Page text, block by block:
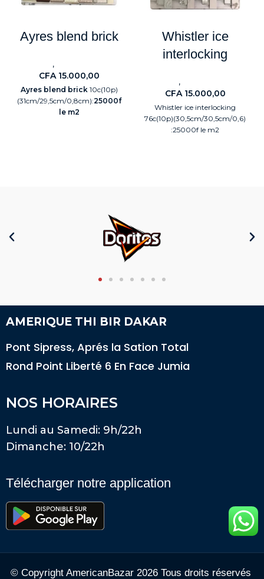
Ayres blend brick
,
CFA15.000,00
Ayres blend brick10c(10p)
(31cm/29,5cm/0,8cm):25000f
le m2
Whistler ice
interlocking
,
CFA15.000,00
Whistler ice interlocking
76c(10p)(30,5cm/30,5cm/0,6)
:25000f le m2
AMERIQUE THI BIR DAKAR
Pont Sipress, Aprés la Sation Total
Rond Point Liberté 6 En Face Jumia
NOS HORAIRES
Lundi au Samedi: 9h/22h
Dimanche: 10/22h
Télécharger notre application
© Copyright AmericanBazar 2026 Tous droits réservés